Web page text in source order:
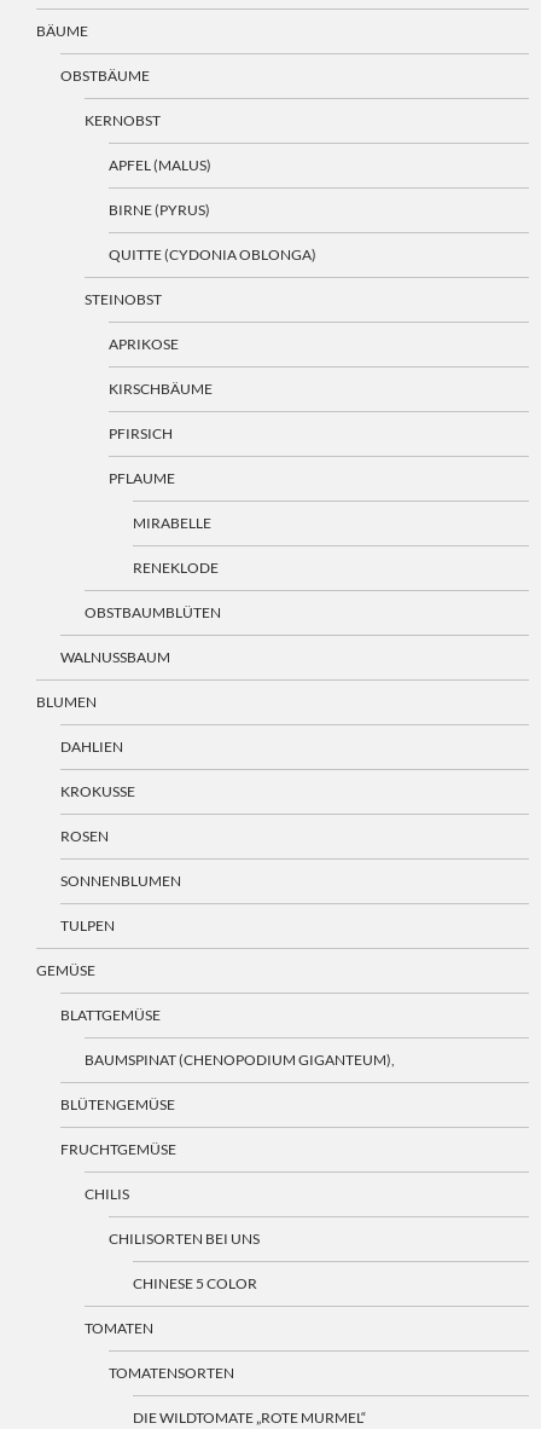
BÄUME
OBSTBÄUME
KERNOBST
APFEL (MALUS)
BIRNE (PYRUS)
QUITTE (CYDONIA OBLONGA)
STEINOBST
APRIKOSE
KIRSCHBÄUME
PFIRSICH
PFLAUME
MIRABELLE
RENEKLODE
OBSTBAUMBLÜTEN
WALNUSSBAUM
BLUMEN
DAHLIEN
KROKUSSE
ROSEN
SONNENBLUMEN
TULPEN
GEMÜSE
BLATTGEMÜSE
BAUMSPINAT (CHENOPODIUM GIGANTEUM),
BLÜTENGEMÜSE
FRUCHTGEMÜSE
CHILIS
CHILISORTEN BEI UNS
CHINESE 5 COLOR
TOMATEN
TOMATENSORTEN
DIE WILDTOMATE „ROTE MURMEL“